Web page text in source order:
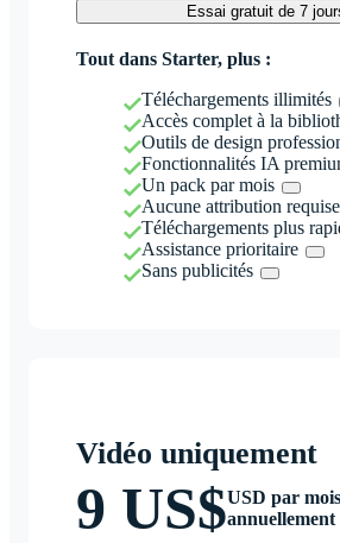
Essai gratuit de 7
Tout dans Starter, plus :
Téléchargements illimités
Accès complet à la
Outils de design
Fonctionnalités IA
Un pack par mois
Aucune attribution requise
Téléchargements plus
Assistance prioritaire
Sans publicités
Vidéo uniquement
9 US$USD par
annuellement